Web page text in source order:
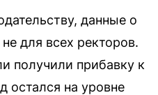
данные о
для всех ректоров.
получили прибавку к
остался на уровне